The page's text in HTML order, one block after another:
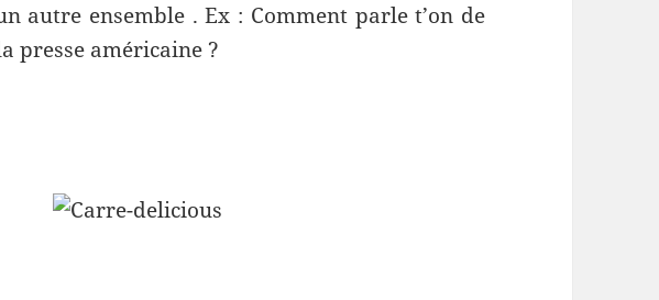
autre ensemble . Ex : Comment parle t’on de
presse américaine ?